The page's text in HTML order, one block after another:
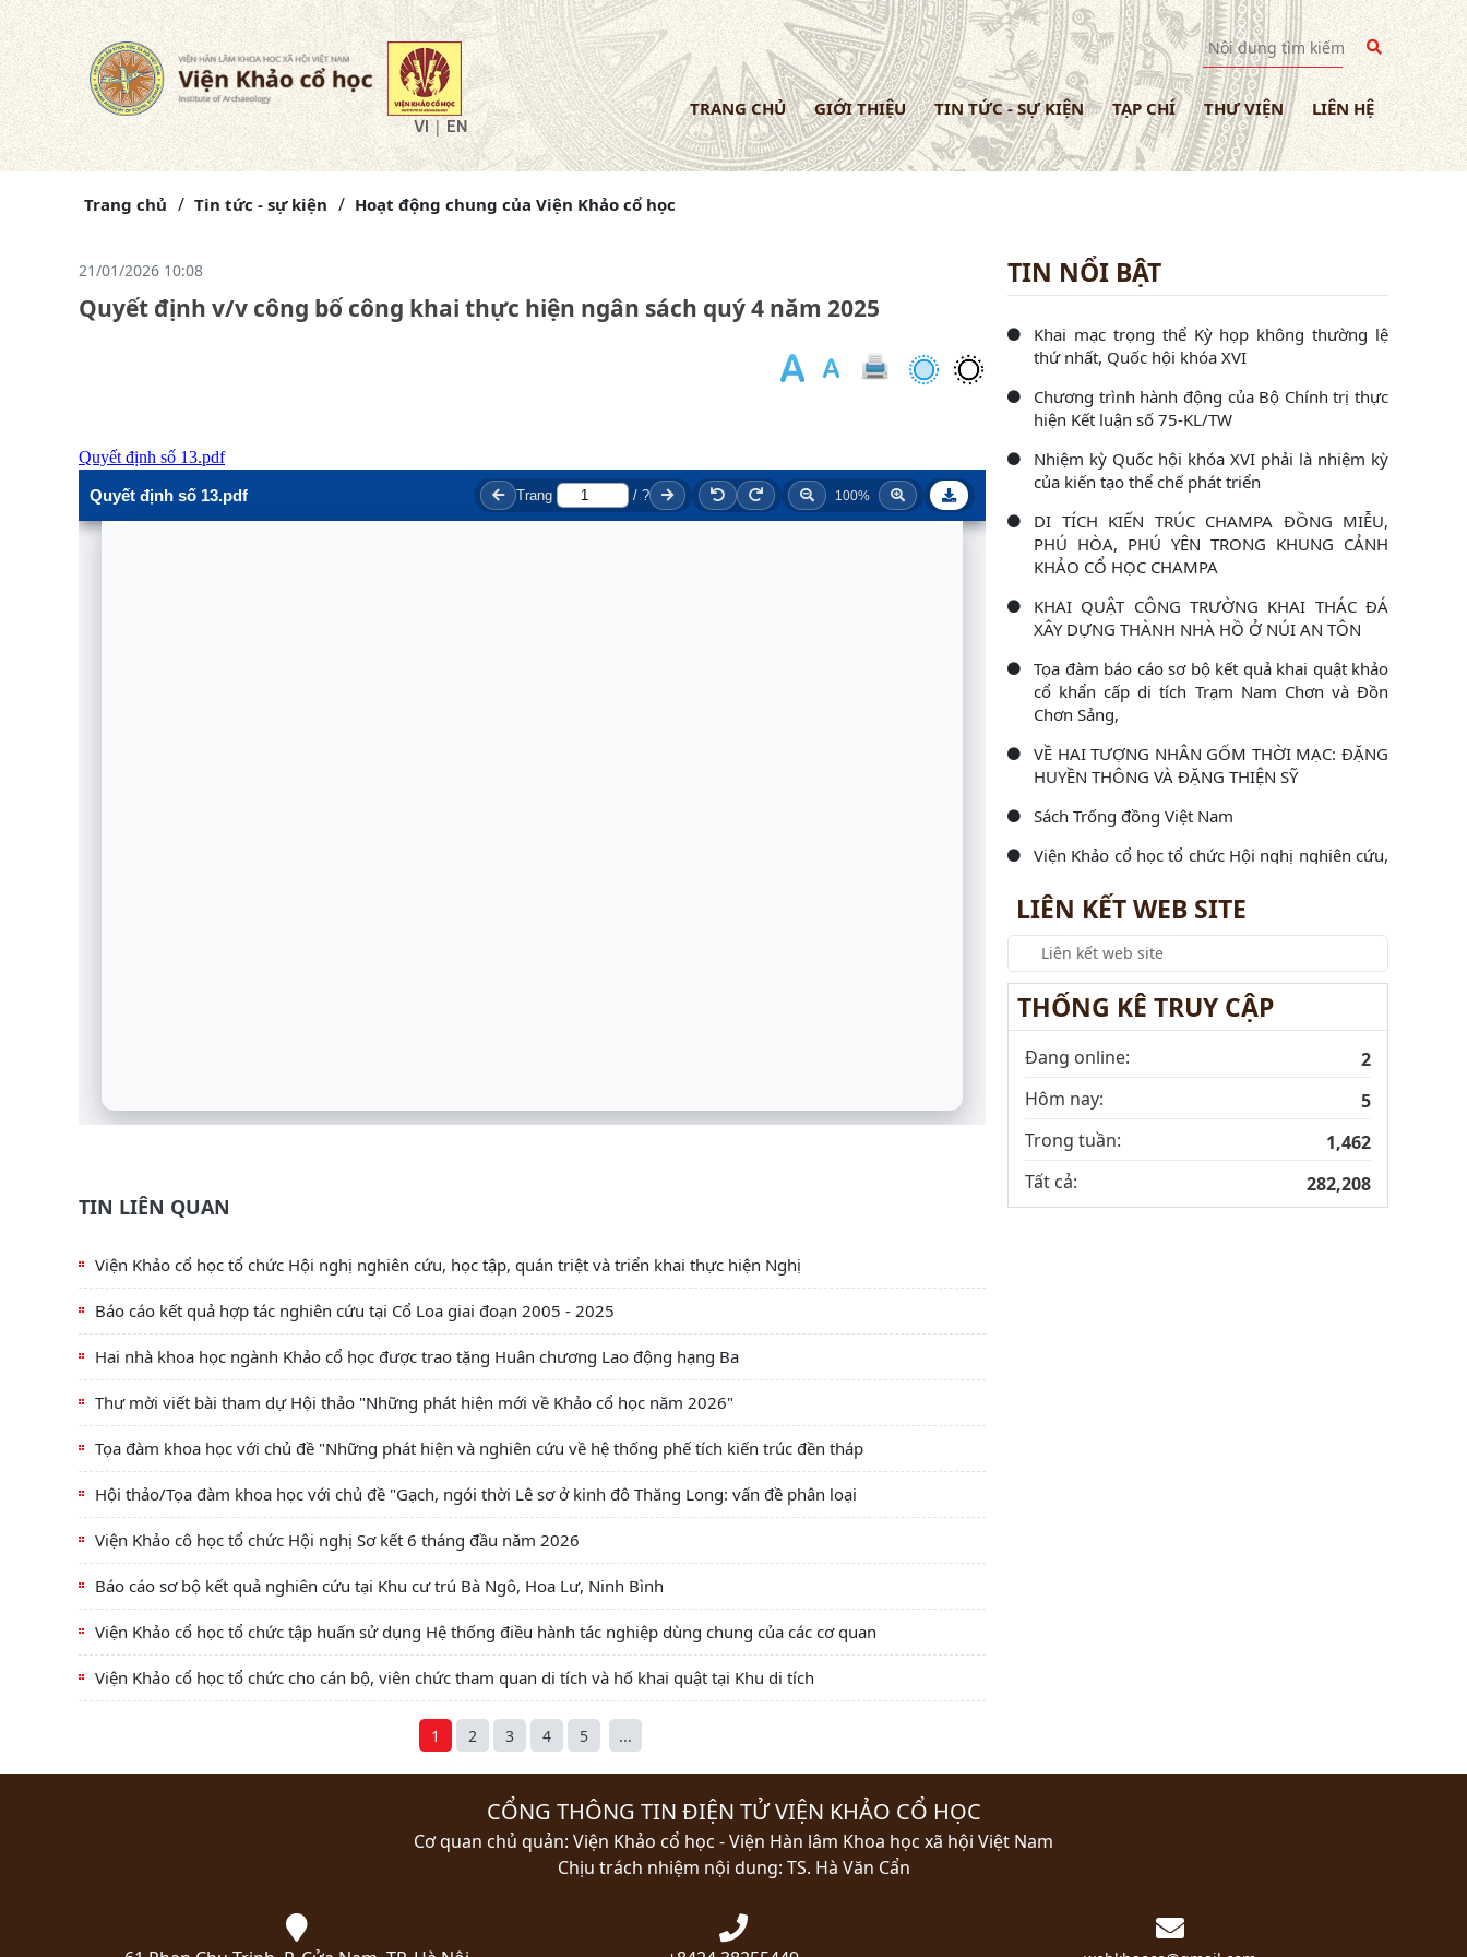
VI|EN
TRANG CHỦ GIỚI THIỆU TIN TỨC - SỰ KIỆN TẠP CHÍ THƯ VIỆN LIÊN HỆ
Trang chủ Tin tức - sự kiện Hoạt động chung của Viện Khảo cổ học
21/01/2026 10:08
Quyết định v/v công bố công khai thực hiện ngân sách quý 4 năm 2025
Quyết định số 13.pdf
TIN LIÊN QUAN
Viện Khảo cổ học tổ chức Hội nghị nghiên cứu, học tập, quán triệt và triển khai thực hiện Nghị
Báo cáo kết quả hợp tác nghiên cứu tại Cổ Loa giai đoạn 2005 - 2025
Hai nhà khoa học ngành Khảo cổ học được trao tặng Huân chương Lao động hạng Ba
Thư mời viết bài tham dự Hội thảo "Những phát hiện mới về Khảo cổ học năm 2026"
Tọa đàm khoa học với chủ đề "Những phát hiện và nghiên cứu về hệ thống phế tích kiến trúc đền tháp
Hội thảo/Tọa đàm khoa học với chủ đề "Gạch, ngói thời Lê sơ ở kinh đô Thăng Long: vấn đề phân loại
Viện Khảo cô học tổ chức Hội nghị Sơ kết 6 tháng đầu năm 2026
Báo cáo sơ bộ kết quả nghiên cứu tại Khu cư trú Bà Ngô, Hoa Lư, Ninh Bình
Viện Khảo cổ học tổ chức tập huấn sử dụng Hệ thống điều hành tác nghiệp dùng chung của các cơ quan
Viện Khảo cổ học tổ chức cho cán bộ, viên chức tham quan di tích và hố khai quật tại Khu di tích
1 2 3 4 5 ...
TIN NỔI BẬT
Khai mạc trọng thể Kỳ họp không thường lệ
thứ nhất, Quốc hội khóa XVI
Chương trình hành động của Bộ Chính trị thực
hiện Kết luận số 75-KL/TW
Nhiệm kỳ Quốc hội khóa XVI phải là nhiệm kỳ
của kiến tạo thể chế phát triển
DI TÍCH KIẾN TRÚC CHAMPA ĐỒNG MIỄU,
PHÚ HÒA, PHÚ YÊN TRONG KHUNG CẢNH
KHẢO CỔ HỌC CHAMPA
KHAI QUẬT CÔNG TRƯỜNG KHAI THÁC ĐÁ
XÂY DỰNG THÀNH NHÀ HỒ Ở NÚI AN TÔN
Tọa đàm báo cáo sơ bộ kết quả khai quật khảo
cổ khẩn cấp di tích Trạm Nam Chơn và Đồn
Chơn Sảng,
VỀ HAI TƯỢNG NHÂN GỐM THỜI MẠC: ĐẶNG
HUYỀN THÔNG VÀ ĐẶNG THIỆN SỸ
Sách Trống đồng Việt Nam
Viện Khảo cổ học tổ chức Hội nghị nghiên cứu,
Viện Khảo cổ học làm việc với Đoàn kiểm tra
công tác văn thư, lưu trữ và bảo vệ bí mật nhà
nước năm
LIÊN KẾT WEB SITE
THỐNG KÊ TRUY CẬP
Đang online:
2
Hôm nay:
5
Trong tuần:
1,462
Tất cả:
282,208
CỔNG THÔNG TIN ĐIỆN TỬ VIỆN KHẢO CỔ HỌC
Cơ quan chủ quản: Viện Khảo cổ học - Viện Hàn lâm Khoa học xã hội Việt Nam
Chịu trách nhiệm nội dung: TS. Hà Văn Cẩn